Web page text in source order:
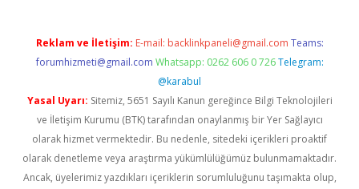
Reklam ve İletişim: E-mail: backlinkpaneli@gmail.com Teams:
forumhizmeti@gmail.com Whatsapp: 0262 606 0 726 Telegram:
@karabul
Yasal Uyarı: Sitemiz, 5651 Sayılı Kanun gereğince Bilgi Teknolojileri
ve İletişim Kurumu (BTK) tarafından onaylanmış bir Yer Sağlayıcı
olarak hizmet vermektedir. Bu nedenle, sitedeki içerikleri proaktif
olarak denetleme veya araştırma yükümlülüğümüz bulunmamaktadır.
Ancak, üyelerimiz yazdıkları içeriklerin sorumluluğunu taşımakta olup,